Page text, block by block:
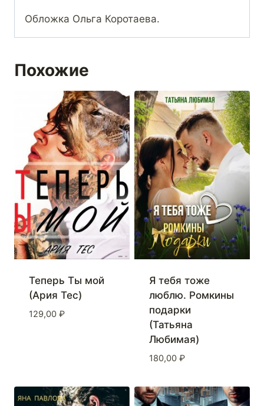
Обложка Ольга Коротаева.
Похожие
Теперь Ты мой
(Ария Тес)
129,00 ₽
Я тебя тоже
люблю. Ромкины
подарки
(Татьяна
Любимая)
180,00 ₽